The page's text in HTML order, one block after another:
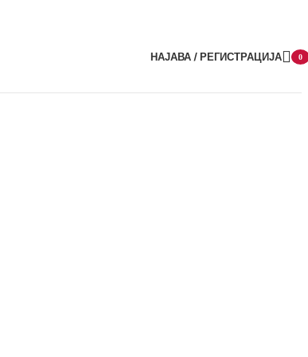
НАЈАВА / РЕГИСТРАЦИЈА
0